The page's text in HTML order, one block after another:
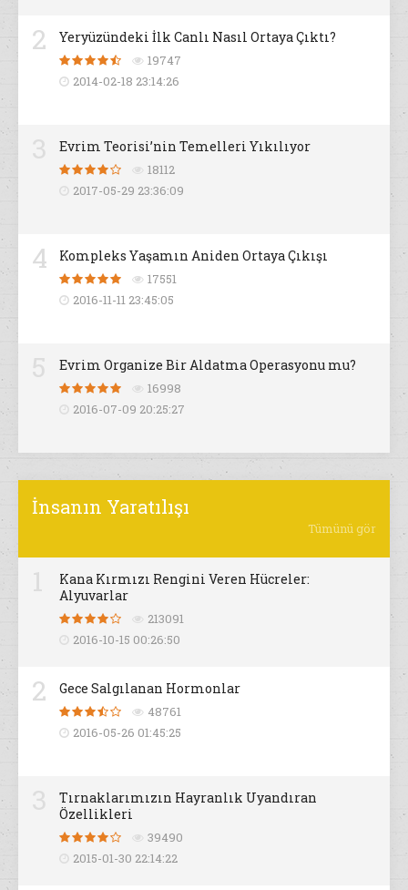
2 Yeryüzündeki İlk Canlı Nasıl Ortaya Çıktı?
19747
2014-02-18 23:14:26
Evrim Teorisi’nin Temelleri Yıkılıyor
18112
2017-05-29 23:36:09
4 Kompleks Yaşamın Aniden Ortaya Çıkışı
17551
2016-11-11 23:45:05
Evrim Organize Bir Aldatma Operasyonu mu?
16998
2016-07-09 20:25:27
İnsanın Yaratılışı
Tümünü gör
Kana Kırmızı Rengini Veren Hücreler:
Alyuvarlar
213091
2016-10-15 00:26:50
2 Gece Salgılanan Hormonlar
48761
2016-05-26 01:45:25
Tırnaklarımızın Hayranlık Uyandıran
Özellikleri
39490
2015-01-30 22:14:22